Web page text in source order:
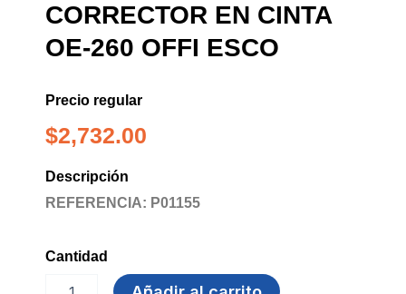
CORRECTOR EN CINTA
OE-260 OFFI ESCO
Precio regular
$2,732.00
Descripción
REFERENCIA: P01155
Cantidad
CORRECTOR